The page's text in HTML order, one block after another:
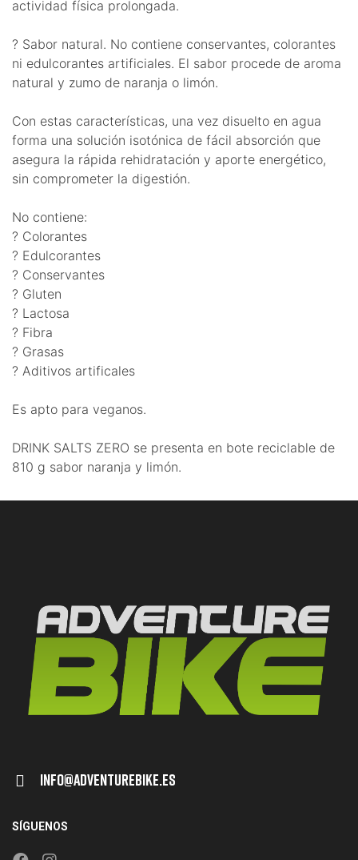
actividad física prolongada.
? Sabor natural. No contiene conservantes, colorantes
ni edulcorantes artificiales. El sabor procede de aroma
natural y zumo de naranja o limón.
Con estas características, una vez disuelto en agua
forma una solución isotónica de fácil absorción que
asegura la rápida rehidratación y aporte energético,
sin comprometer la digestión.
No contiene:
? Colorantes
? Edulcorantes
? Conservantes
? Gluten
? Lactosa
? Fibra
? Grasas
? Aditivos artificales
Es apto para veganos.
DRINK SALTS ZERO se presenta en bote reciclable de
810 g sabor naranja y limón.
Info@adventurebike.es
SÍGUENOS